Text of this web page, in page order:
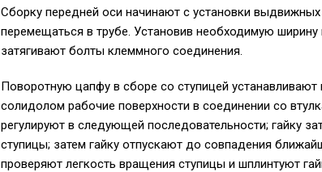
Сборку передней оси начинают с установки
перемещаться в трубе. Установив необходимую
затягивают болты клеммного соединения.
Поворотную цапфу в сборе со ступицей
солидолом рабочие поверхности в соединении со
регулируют в следующей последовательности; гайку
ступицы; затем гайку отпускают до совпадения
проверяют легкость вращения ступицы и шплинтуют